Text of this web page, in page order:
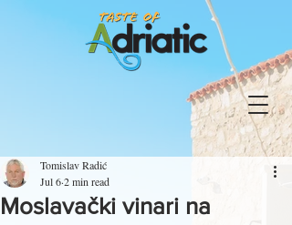
Moslavački vinari na
Tomislav Radić
Jul 62 min read